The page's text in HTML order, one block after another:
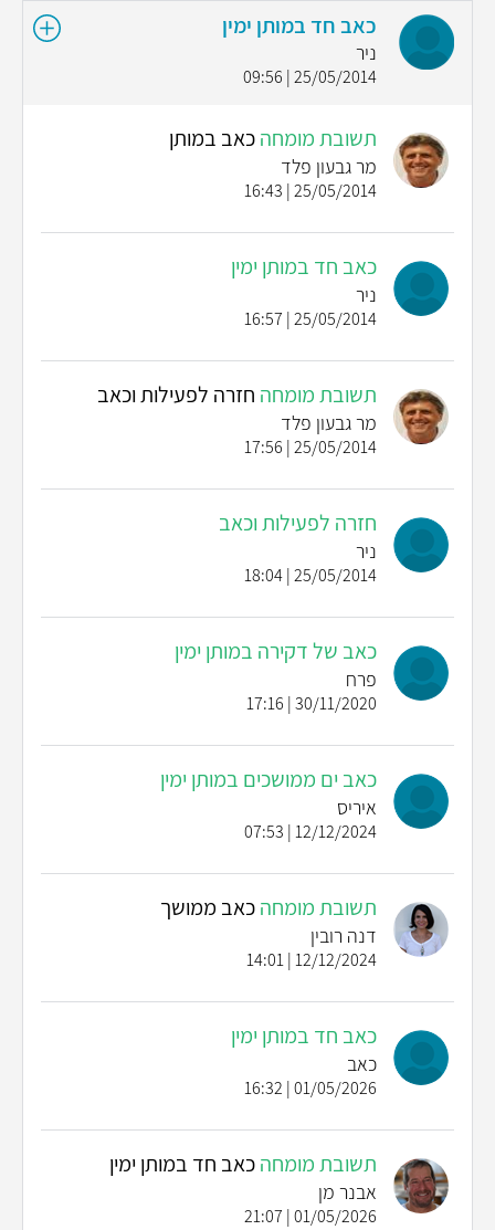
כאב חד במותן ימין
ניר
25/05/2014 | 09:56
תשובת מומחהכאב במותן
מר גבעון פלד
25/05/2014 | 16:43
כאב חד במותן ימין
ניר
25/05/2014 | 16:57
תשובת מומחה חזרה לפעילות וכאב
מר גבעון פלד
25/05/2014 | 17:56
חזרה לפעילות וכאב
ניר
25/05/2014 | 18:04
כאב של דקירה במותן ימין
פרח
30/11/2020 | 17:16
כאב ים ממושכים במותן ימין
איריס
12/12/2024 | 07:53
תשובת מומחהכאב ממושך
דנה רובין
12/12/2024 | 14:01
כאב חד במותן ימין
כאב
01/05/2026 | 16:32
תשובת מומחהכאב חד במותן ימין
אבנר מן
01/05/2026 | 21:07